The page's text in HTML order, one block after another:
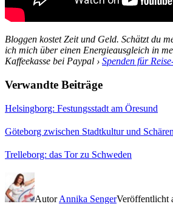
Bloggen kostet Zeit und Geld. Schätzt du
ich mich über einen Energieausgleich in
Kaffeekasse bei Paypal › Spenden für
Verwandte Beiträge
Helsingborg: Festungsstadt am Öresund
Göteborg zwischen Stadtkultur und
Trelleborg: das Tor zu Schweden
AutorAnnika SengerVeröffentlicht